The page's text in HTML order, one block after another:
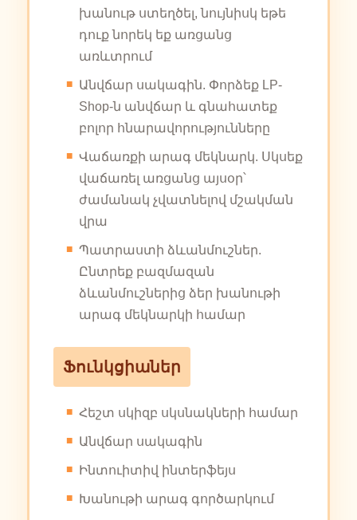
խանութ ստեղծել, նույնիսկ եթե
դուք նորեկ եք առցանց
առևտրում
Անվճար սակագին. Փորձեք LP-
Shop-ն անվճար և գնահատեք
բոլոր հնարավորությունները
Վաճառքի արագ մեկնարկ. Սկսեք
վաճառել առցանց այսօր՝
ժամանակ չվատնելով մշակման
վրա
Պատրաստի ձևանմուշներ.
Ընտրեք բազմազան
ձևանմուշներից ձեր խանութի
արագ մեկնարկի համար
Ֆունկցիաներ
Հեշտ սկիզբ սկսնակների համար
Անվճար սակագին
Ինտուիտիվ ինտերֆեյս
Խանութի արագ գործարկում